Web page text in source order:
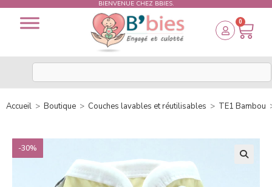
BIENVENUE CHEZ BBIES.
0
Accueil > Boutique > Couches lavables et réutilisables > TE1 Bambou
-30%